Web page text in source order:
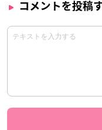
コメントを投稿